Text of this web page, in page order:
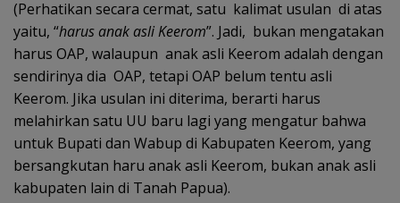
(Perhatikan secara cermat, satu kalimat usulan di atas
yaitu, “harus anak asli Keerom”. Jadi, bukan mengatakan
harus OAP, walaupun anak asli Keerom adalah dengan
sendirinya dia OAP, tetapi OAP belum tentu asli
Keerom. Jika usulan ini diterima, berarti harus
melahirkan satu UU baru lagi yang mengatur bahwa
untuk Bupati dan Wabup di Kabupaten Keerom, yang
bersangkutan haru anak asli Keerom, bukan anak asli
kabupaten lain di Tanah Papua).